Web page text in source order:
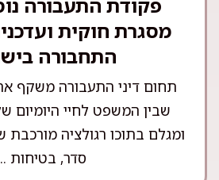
פקודת התעבורה
מסגרת חוקית
התחבורה
תחום דיני התעבורה משקף
שבין המשפט לחיי היומיום
ומגלם בתוכו רגולציה
סדר, בטיחות